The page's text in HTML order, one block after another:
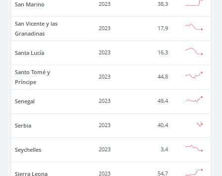
San Marino 2023 38,3
San Vicente y las
Granadinas
2023 17,9
Santa Lucía 2023 16,3
Santo Tomé y
Príncipe
2023 44,8
Senegal 2023 49,4
Serbia 2023 40,4
Seychelles 2023 3,4
Sierra Leona 2023 54,7